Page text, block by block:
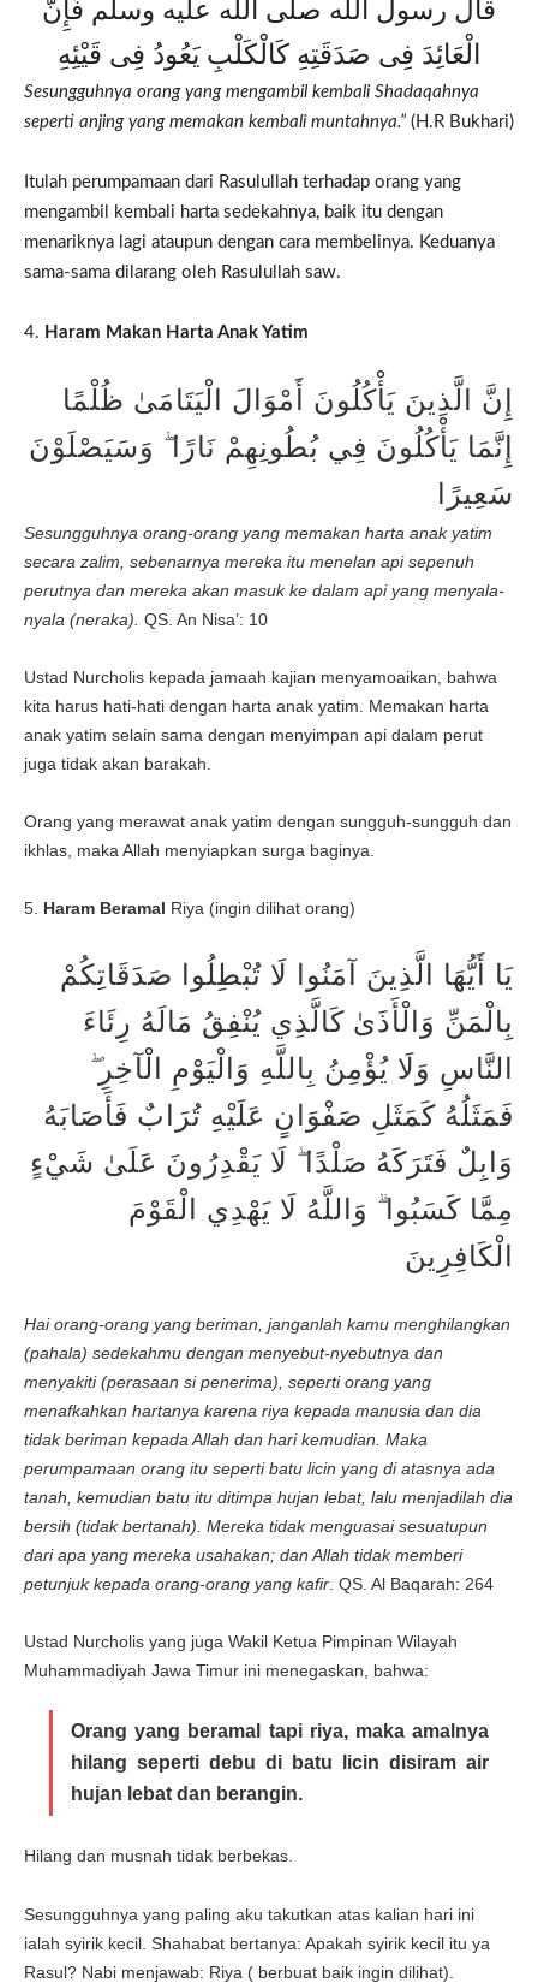
قال رسول الله صلى الله عليه وسلم فَإِنَّ
الْعَائِدَ فِى صَدَقَتِهِ كَالْكَلْبِ يَعُودُ فِى قَيْئِهِ
Sesungguhnya orang yang mengambil kembali Shadaqahnya
seperti anjing yang memakan kembali muntahnya.” (H.R Bukhari)
Itulah perumpamaan dari Rasulullah terhadap orang yang
mengambil kembali harta sedekahnya, baik itu dengan
menariknya lagi ataupun dengan cara membelinya. Keduanya
sama-sama dilarang oleh Rasulullah saw.
4. Haram Makan Harta Anak Yatim
إِنَّ الَّذِينَ يَأْكُلُونَ أَمْوَالَ الْيَتَامَىٰ ظُلْمًا
إِنَّمَا يَأْكُلُونَ فِي بُطُونِهِمْ نَارًا ۖ وَسَيَصْلَوْنَ
سَعِيرًا
Sesungguhnya orang-orang yang memakan harta anak yatim
secara zalim, sebenarnya mereka itu menelan api sepenuh
perutnya dan mereka akan masuk ke dalam api yang menyala-
nyala (neraka). QS. An Nisa’: 10
Ustad Nurcholis kepada jamaah kajian menyamoaikan, bahwa
kita harus hati-hati dengan harta anak yatim. Memakan harta
anak yatim selain sama dengan menyimpan api dalam perut
juga tidak akan barakah.
Orang yang merawat anak yatim dengan sungguh-sungguh dan
ikhlas, maka Allah menyiapkan surga baginya.
5. Haram Beramal Riya (ingin dilihat orang)
يَا أَيُّهَا الَّذِينَ آمَنُوا لَا تُبْطِلُوا صَدَقَاتِكُمْ
بِالْمَنِّ وَالْأَذَىٰ كَالَّذِي يُنْفِقُ مَالَهُ رِئَاءَ
النَّاسِ وَلَا يُؤْمِنُ بِاللَّهِ وَالْيَوْمِ الْآخِرِ ۖ
فَمَثَلُهُ كَمَثَلِ صَفْوَانٍ عَلَيْهِ تُرَابٌ فَأَصَابَهُ
وَابِلٌ فَتَرَكَهُ صَلْدًا ۖ لَا يَقْدِرُونَ عَلَىٰ شَيْءٍ
مِمَّا كَسَبُوا ۗ وَاللَّهُ لَا يَهْدِي الْقَوْمَ
الْكَافِرِينَ
Hai orang-orang yang beriman, janganlah kamu menghilangkan
(pahala) sedekahmu dengan menyebut-nyebutnya dan
menyakiti (perasaan si penerima), seperti orang yang
menafkahkan hartanya karena riya kepada manusia dan dia
tidak beriman kepada Allah dan hari kemudian. Maka
perumpamaan orang itu seperti batu licin yang di atasnya ada
tanah, kemudian batu itu ditimpa hujan lebat, lalu menjadilah dia
bersih (tidak bertanah). Mereka tidak menguasai sesuatupun
dari apa yang mereka usahakan; dan Allah tidak memberi
petunjuk kepada orang-orang yang kafir . QS. Al Baqarah: 264
Ustad Nurcholis yang juga Wakil Ketua Pimpinan Wilayah
Muhammadiyah Jawa Timur ini menegaskan, bahwa:
Orang yang beramal tapi riya, maka amalnya
hilang seperti debu di batu licin disiram air
hujan lebat dan berangin.
Hilang dan musnah tidak berbekas.
Sesungguhnya yang paling aku takutkan atas kalian hari ini
ialah syirik kecil. Shahabat bertanya: Apakah syirik kecil itu ya
Rasul? Nabi menjawab: Riya ( berbuat baik ingin dilihat).